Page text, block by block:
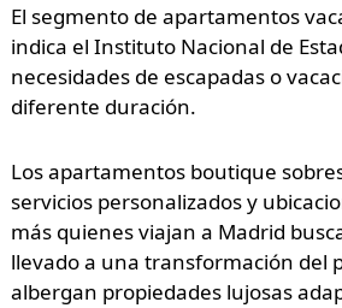
El segmento de apartamentos
indica el Instituto Nacional de
necesidades de escapadas o
diferente duración.
Los apartamentos boutique
servicios personalizados y
más quienes viajan a Madrid
llevado a una transformación del
albergan propiedades lujosas